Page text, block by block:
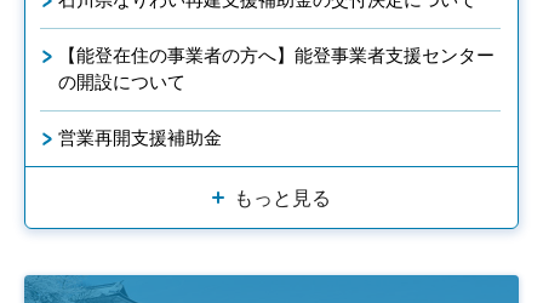
【能登在住の事業者の方へ】能登事業者支援センター
の開設について
営業再開支援補助金
もっと見る